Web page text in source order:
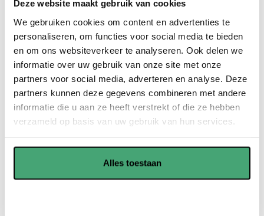
Deze website maakt gebruik van cookies
We gebruiken cookies om content en advertenties te
personaliseren, om functies voor social media te bieden
en om ons websiteverkeer te analyseren. Ook delen we
informatie over uw gebruik van onze site met onze
partners voor social media, adverteren en analyse. Deze
partners kunnen deze gegevens combineren met andere
informatie die u aan ze heeft verstrekt of die ze hebben
verzameld op basis van uw gebruik van hun services.
Alles toestaan
vloerverwarming.
PVC vloeren zijn robuust en duurzaam. Hierdoor gaan ze
nog jaren mee en spaart u veel geld uit in de toekomst.
PVC vloeren zijn onderhoudsvriendelijk en kunnen goed
tegen vocht, dus is voor verschillende ruimtes geschikt.
Offerte aanvragen